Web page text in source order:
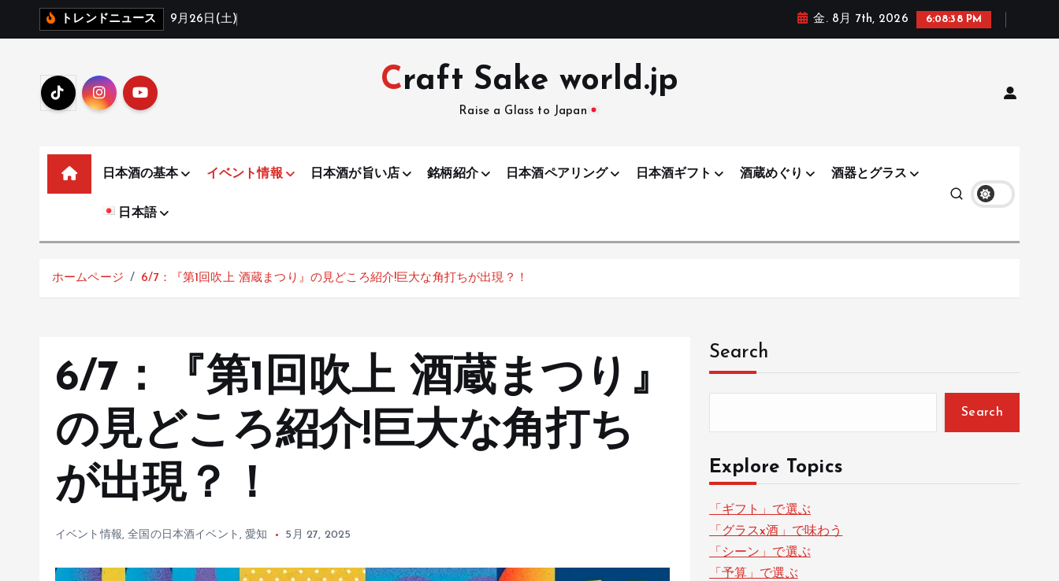
トレンドニュース 9 月 26 日 (土) 金. 8月 7th, 2026 6:08:40 PM
Craft Sake world.jp
Raise a Glass to Japan
日本酒の基本 イベント情報 日本酒が旨い店 銘柄紹介 日本酒ペアリング 日本酒ギフト 酒蔵めぐり 酒器とグラス
日本語
ホームページ 6/7：『第1回吹上 酒蔵まつり』の見どころ紹介!巨大な角打ちが出現？！
6/7：『第1回吹上 酒蔵まつり』
の見どころ紹介!巨大な角打ち
が出現？！
イベント情報,全国の日本酒イベント ,愛知 5月 27, 2025
Search
Search
Explore Topics
「ギフト」で選ぶ
「グラスx酒」で味わう
「シーン」で選ぶ
「予算」で選ぶ